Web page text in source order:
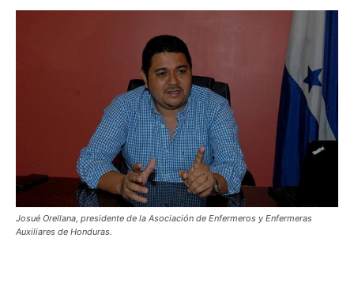
Josué Orellana, presidente de la Asociación de Enfermeros y Enfermeras
Auxiliares de Honduras.